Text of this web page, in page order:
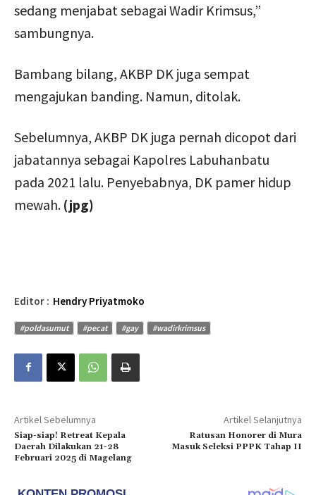
sedang menjabat sebagai Wadir Krimsus,”
sambungnya.
Bambang bilang, AKBP DK juga sempat
mengajukan banding. Namun, ditolak.
Sebelumnya, AKBP DK juga pernah dicopot dari
jabatannya sebagai Kapolres Labuhanbatu
pada 2021 lalu. Penyebabnya, DK pamer hidup
mewah. (jpg)
Editor : Hendry Priyatmoko
#poldasumut #pecat #gay #wadirkrimsus
Artikel Sebelumnya
Siap-siap! Retreat Kepala
Daerah Dilakukan 21-28
Februari 2025 di Magelang
Artikel Selanjutnya
Ratusan Honorer di Mura
Masuk Seleksi PPPK Tahap II